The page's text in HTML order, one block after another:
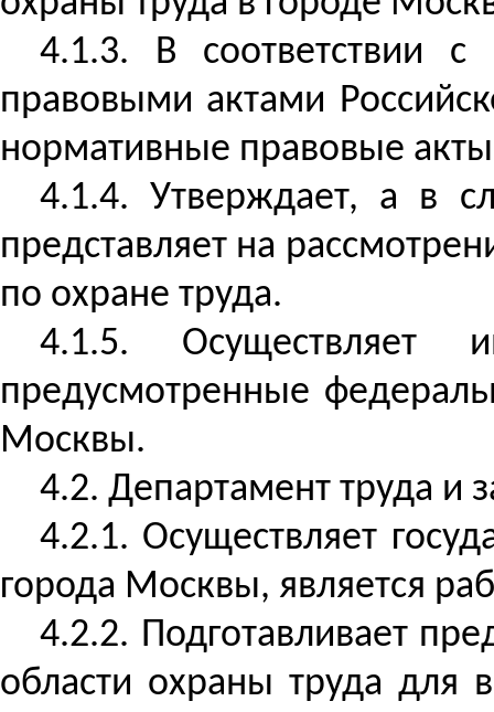
4.1.3. В соответствии
правовыми актами
нормативные правовые
4.1.4. Утверждает, а в
представляет на
по охране труда.
4.1.5. Осуществляет
предусмотренные
Москвы.
4.2. Департамент труда и
4.2.1. Осуществляет
города Москвы, является
4.2.2. Подготавливает
области охраны труда для